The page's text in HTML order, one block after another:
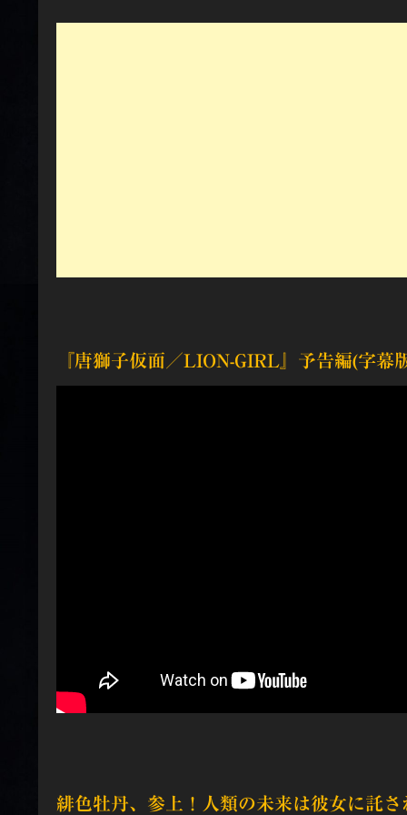
『唐獅子仮面／LION-GIRL』 予告編(字幕
緋色牡丹、参上！人類の未来は彼女に託さ